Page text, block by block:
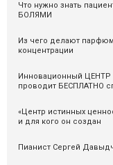
Что нужно знать
БОЛЯМИ
Из чего делают
концентрации
Инновационный
проводит БЕСПЛАТНО
«Центр истинных
и для кого он создан
Пианист Сергей